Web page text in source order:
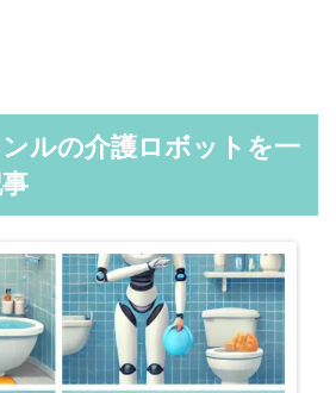
ルの介護ロボットを一